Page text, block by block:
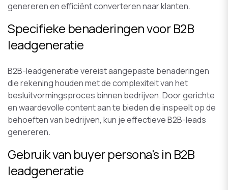
genereren en efficiënt converteren naar klanten.
Specifieke benaderingen voor B2B
leadgeneratie
B2B-leadgeneratie vereist aangepaste benaderingen
die rekening houden met de complexiteit van het
besluitvormingsproces binnen bedrijven. Door gerichte
en waardevolle content aan te bieden die inspeelt op de
behoeften van bedrijven, kun je effectieve B2B-leads
genereren.
Gebruik van buyer persona's in B2B
leadgeneratie